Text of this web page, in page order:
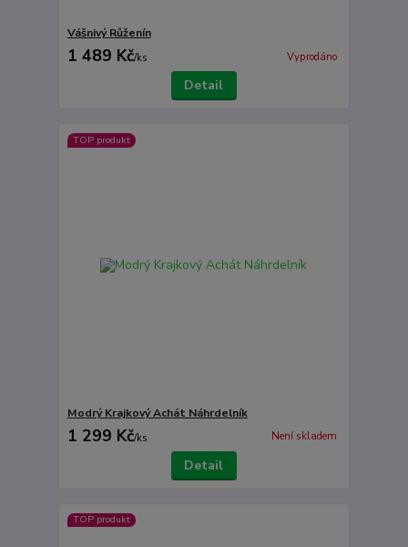
Vášnivý Růženín
1 489 Kč/ks Vyprodáno
Detail
TOP produkt
Modrý Krajkový Achát Náhrdelník
1 299 Kč/ks Není skladem
Detail
TOP produkt